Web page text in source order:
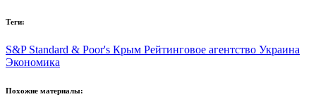
Теги:
S&P Standard & Poor's Крым Рейтинговое агентство Украина
Экономика
Похожие материалы: